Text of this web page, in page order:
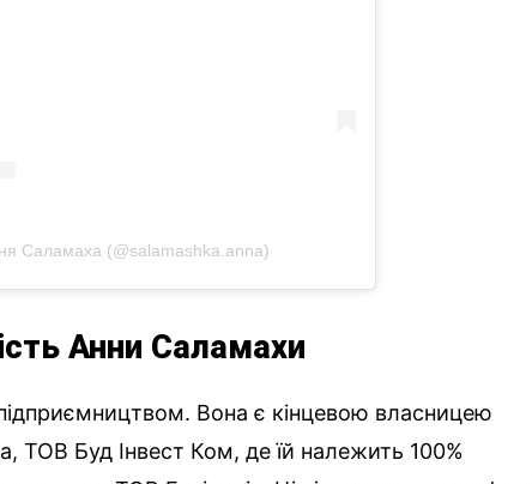
Саламаха (@salamashka.anna)
Анни Саламахи
Вона є кінцевою власницею
ТОВ Буд Інвест Ком, де їй належить 100%